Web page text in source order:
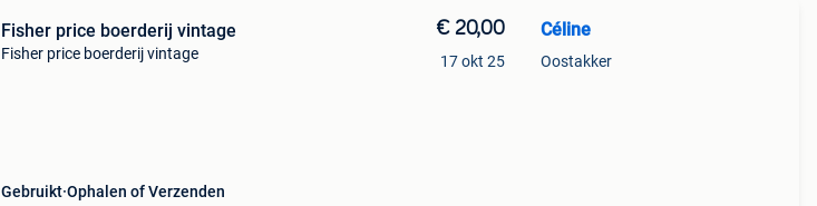
Fisher price boerderij vintage
Fisher price boerderij vintage
Gebruikt Ophalen of Verzenden
€ 20,00
17 okt 25
Céline
Oostakker